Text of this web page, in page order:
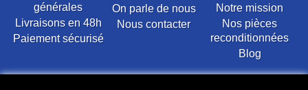
générales
Livraisons en 48h
Paiement sécurisé
On parle de nous
Nous contacter
Notre mission
Nos pièces
reconditionnées
Blog